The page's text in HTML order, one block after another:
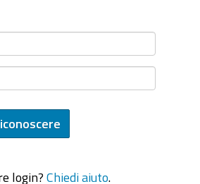
login? Chiedi aiuto